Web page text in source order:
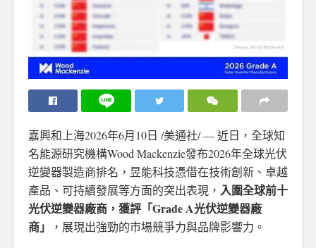
嘉興和上海2026年6月10日 /美通社/ — 近日，全球知
名能源研究機構Wood Mackenzie發布2026年全球光伏
逆變器製造商排名，昱能科技憑借在技術創新、卓越
產品、可持續發展等方面的突出表現， 入圍全球前十
光伏逆變器廠商，獲評「Grade A光伏逆變器廠
商」
，展現出強勁的市場競爭力與品牌影響力。